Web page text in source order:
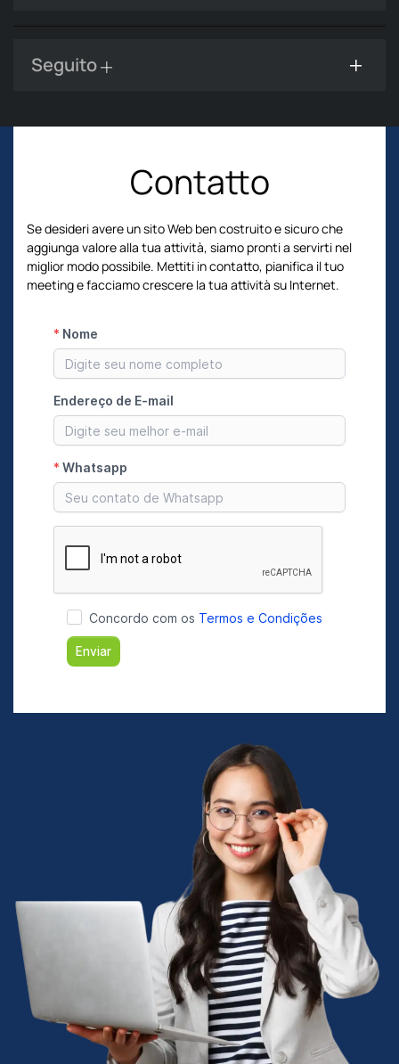
Seguito
Contatto
Se desideri avere un sito Web ben costruito e sicuro che
aggiunga valore alla tua attività, siamo pronti a servirti nel
miglior modo possibile. Mettiti in contatto, pianifica il tuo
meeting e facciamo crescere la tua attività su Internet.